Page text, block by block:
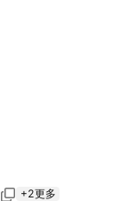
+2更多